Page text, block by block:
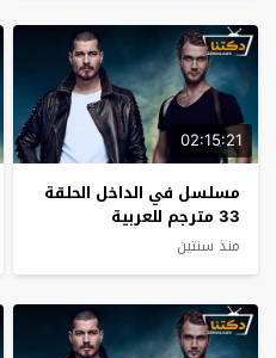
02:15:21
مسلسل في الداخل الحلقة
33 مترجم للعربية
منذ سنتين